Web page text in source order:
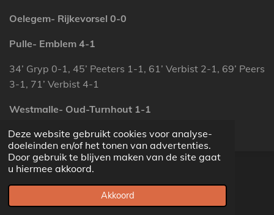
Deze website gebruikt cookies voor analyse-
doeleinden en/of het tonen van advertenties.
Door gebruik te blijven maken van de site gaat
u hiermee akkoord.
Akkoord
Oelegem- Rijkevorsel 0-0
Pulle- Emblem 4-1
34’ Gryp 0-1, 45’ Peeters 1-1, 61’ Verbist 2-1, 69’ Peers
3-1, 71’ Verbist 4-1
Westmalle- Oud-Turnhout 1-1
14’ Maes 0-1, 71’ Vermeylen 1-1
© 2022 - 2026 voetbalprovincial.be